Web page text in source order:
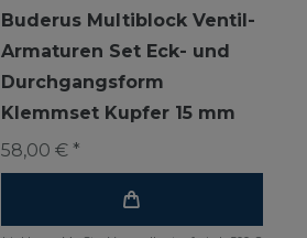
Buderus Multiblock Ventil-
Armaturen Set Eck- und
Durchgangsform
Klemmset Kupfer 15 mm
58,00 € *